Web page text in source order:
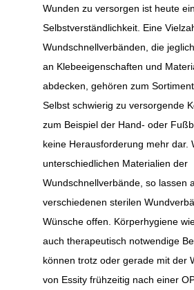
Wunden zu versorgen ist heute
Selbstverständlichkeit. Eine
Wundschnellverbänden, die
an Klebeeigenschaften und
abdecken, gehören zum
Selbst schwierig zu versorgende
zum Beispiel der Hand- oder
keine Herausforderung mehr dar.
unterschiedlichen Materialien der
Wundschnellverbände, so lassen
verschiedenen sterilen
Wünsche offen. Körperhygiene
auch therapeutisch notwendige
können trotz oder gerade mit der
von Essity frühzeitig nach einer